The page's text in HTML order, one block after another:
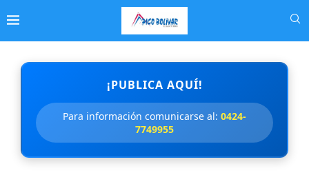
¡PUBLICA AQUÍ!
Para información comunicarse al: 0424-
7749955